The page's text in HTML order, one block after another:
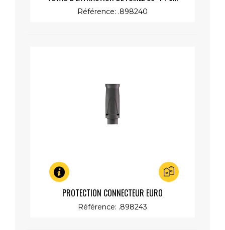
Référence: .898240
PROTECTION CONNECTEUR EURO
Référence: .898243